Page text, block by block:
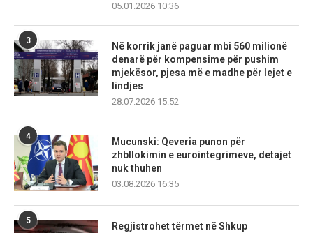
05.01.2026 10:36
3
Në korrik janë paguar mbi 560 milionë
denarë për kompensime për pushim
mjekësor, pjesa më e madhe për lejet e
lindjes
28.07.2026 15:52
4
Mucunski: Qeveria punon për
zhbllokimin e eurointegrimeve, detajet
nuk thuhen
03.08.2026 16:35
5
Regjistrohet tërmet në Shkup